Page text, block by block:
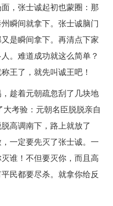
，张士诚起初也蒙圈：那
瞬间就拿下。张士诚脑门
是瞬间拿下。再清点下家
。难道成功就这么简单？
王了，就先叫诚王吧！
趁着元朝疏忽刮了几块地
考验：元朝名臣脱脱亲自
高调南下，路上就放了
一定要先灭了张士诚。一
谁！不但要灭你，而且高
民都要尽杀。就拿你给反